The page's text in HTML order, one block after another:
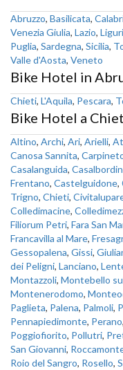
Abruzzo, Basilicata,
Venezia Giulia, Lazio,
Puglia, Sardegna, Sicilia,
Valle d'Aosta, Veneto
Bike Hotel in
Chieti, L'Aquila, Pescara,
Bike Hotel a
Altino, Archi, Ari, Arielli,
Canosa Sannita,
Casalanguida,
Frentano, Castelguidone,
Trigno, Chieti,
Colledimacine,
Filiorum Petri, Fara San
Francavilla al Mare,
Gessopalena, Gissi,
dei Peligni, Lanciano,
Montazzoli, Montebello
Montenerodomo,
Paglieta, Palena, Palmoli,
Pennapiedimonte, Perano,
Poggiofiorito, Pollutri,
San Giovanni,
Roio del Sangro, Rosello,